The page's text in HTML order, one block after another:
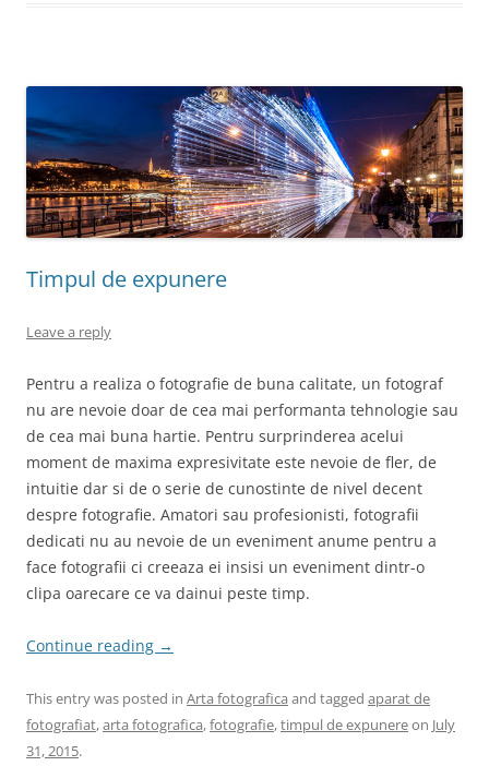
Timpul de expunere
Leave a reply
Pentru a realiza o fotografie de buna calitate, un fotograf
nu are nevoie doar de cea mai performanta tehnologie sau
de cea mai buna hartie. Pentru surprinderea acelui
moment de maxima expresivitate este nevoie de fler, de
intuitie dar si de o serie de cunostinte de nivel decent
despre fotografie. Amatori sau profesionisti, fotografii
dedicati nu au nevoie de un eveniment anume pentru a
face fotografii ci creeaza ei insisi un eveniment dintr-o
clipa oarecare ce va dainui peste timp.
Continue reading →
This entry was posted in Arta fotografica and tagged aparat de
fotografiat,arta fotografica,fotografie,timpul de expunereon July
31, 2015.